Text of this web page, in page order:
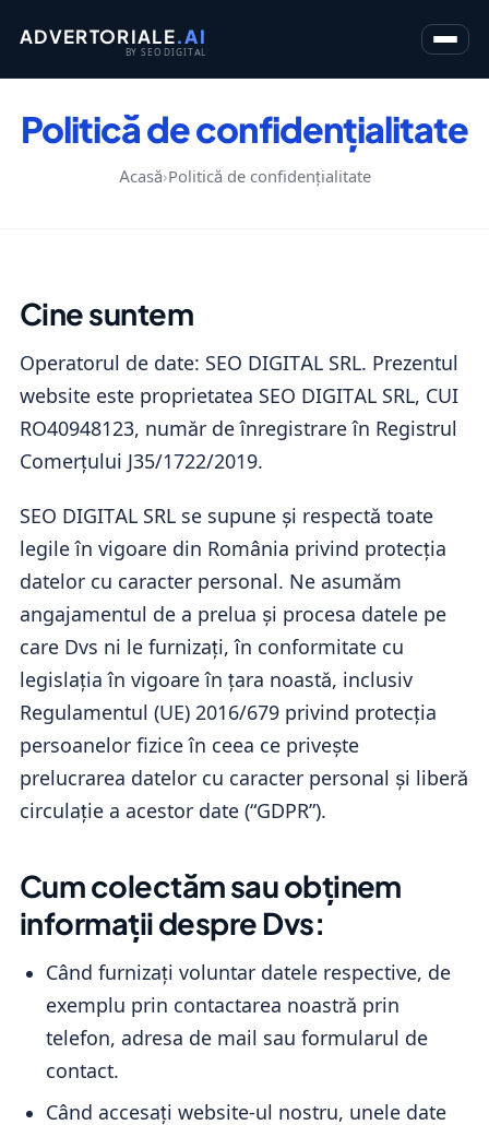
ADVERTORIALE.AI
BY SEO DIGITAL
Politică de confidențialitate
Acasă›Politică de confidențialitate
Cine suntem
Operatorul de date: SEO DIGITAL SRL. Prezentul
website este proprietatea SEO DIGITAL SRL, CUI
RO40948123, număr de înregistrare în Registrul
Comerțului J35/1722/2019.
SEO DIGITAL SRL se supune și respectă toate
legile în vigoare din România privind protecția
datelor cu caracter personal. Ne asumăm
angajamentul de a prelua și procesa datele pe
care Dvs ni le furnizați, în conformitate cu
legislația în vigoare în țara noastă, inclusiv
Regulamentul (UE) 2016/679 privind protecția
persoanelor fizice în ceea ce privește
prelucrarea datelor cu caracter personal și liberă
circulație a acestor date (“GDPR”).
Cum colectăm sau obținem
informații despre Dvs:
Când furnizați voluntar datele respective, de
exemplu prin contactarea noastră prin
telefon, adresa de mail sau formularul de
contact.
Când accesați website-ul nostru, unele date